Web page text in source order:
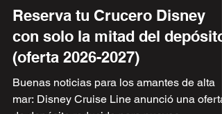
Nov 1, 2025
2 min read
Reserva tu Crucero Disney
con solo la mitad del depósito
(oferta 2026-2027)
Buenas noticias para los amantes de alta